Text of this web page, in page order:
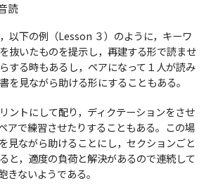
読
以下の例（Lesson ３）のように，キーワ
抜いたものを提示し，再建する形で読ませ
する時もあるし，ペアになって１人が読み
を見ながら助ける形にすることもある。
ントにして配り，ディクテーションをさせ
アで練習させたりすることもある。この場
見ながら助けることにし，セクションごと
と，適度の負荷と解決があるので連続して
きないようである。